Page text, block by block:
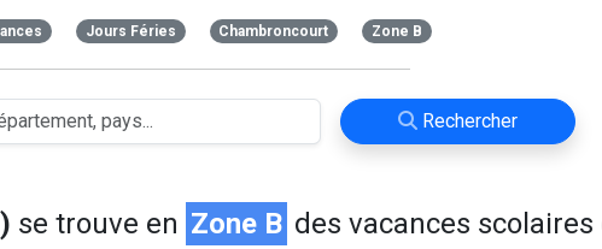
Jours Féries Chambroncourt Zone B
Rechercher
se trouve en Zone B des vacances scolaires